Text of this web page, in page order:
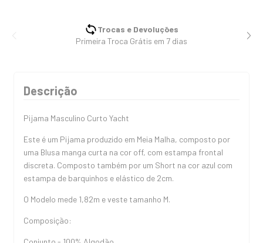
Trocas e Devoluções
Primeira Troca Grátis em 7 dias
Descrição
Pijama Masculino Curto Yacht
Este é um Pijama produzido em Meia Malha, composto por
uma Blusa manga curta na cor off, com estampa frontal
discreta. Composto também por um Short na cor azul com
estampa de barquinhos e elástico de 2cm.
O Modelo mede 1,82m e veste tamanho M.
Composição: